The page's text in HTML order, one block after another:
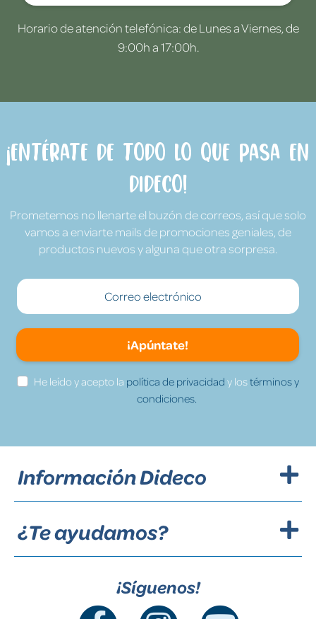
Horario de atención telefónica: de Lunes a Viernes, de
9:00h a 17:00h.
¡Entérate de todo lo que pasa en
Dideco!
Prometemos no llenarte el buzón de correos, así que solo
vamos a enviarte mails de promociones geniales, de
productos nuevos y alguna que otra sorpresa.
¡Apúntate!
He leído y acepto la política de privacidad y lostérminos y
condiciones.
Información Dideco
¿Te ayudamos?
¡Síguenos!